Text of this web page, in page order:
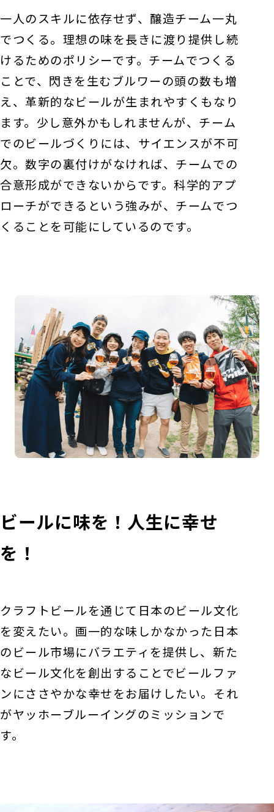
一人のスキルに依存せず、醸造チーム一丸
でつくる。理想の味を長きに渡り提供し続
けるためのポリシーです。チームでつくる
ことで、閃きを生むブルワーの頭の数も増
え、革新的なビールが生まれやすくもなり
ます。少し意外かもしれませんが、チーム
でのビールづくりには、サイエンスが不可
欠。数字の裏付けがなければ、チームでの
合意形成ができないからです。科学的アプ
ローチができるという強みが、チームでつ
くることを可能にしているのです。
ビールに味を！人生に幸せ
を！
クラフトビールを通じて日本のビール文化
を変えたい。画一的な味しかなかった日本
のビール市場にバラエティを提供し、新た
なビール文化を創出することでビールファ
ンにささやかな幸せをお届けしたい。それ
がヤッホーブルーイングのミッションで
す。